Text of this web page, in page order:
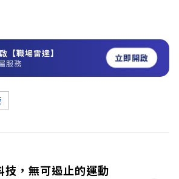
【職場雷達】
服務 立即開啟
技，無可遏止的運動